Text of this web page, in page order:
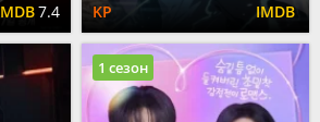
7.4
1 сезон